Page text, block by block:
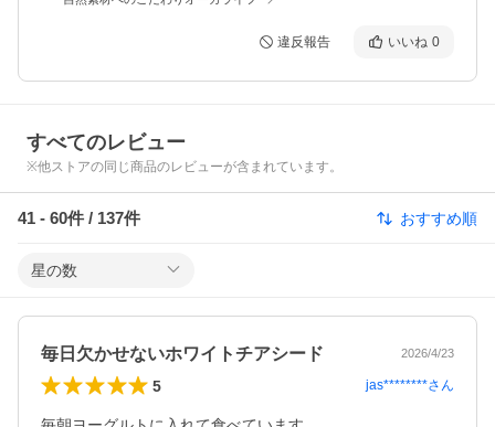
違反報告 いいね 0
すべてのレビュー
※他ストアの同じ商品のレビューが含まれています。
41 - 60件 / 137件 おすすめ順
星の数
毎日欠かせないホワイトチアシード 2026/4/23
5 jas********さん